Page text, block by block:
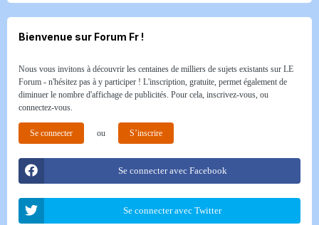
Bienvenue sur Forum Fr !
Nous vous invitons à découvrir les centaines de milliers de sujets existants sur LE
Forum - n'hésitez pas à y participer ! L'inscription, gratuite, permet également de
diminuer le nombre d'affichage de publicités. Pour cela, inscrivez-vous, ou
connectez-vous.
Se connecter ou S’inscrire
Se connecter avec Facebook
Se connecter avec Twitter